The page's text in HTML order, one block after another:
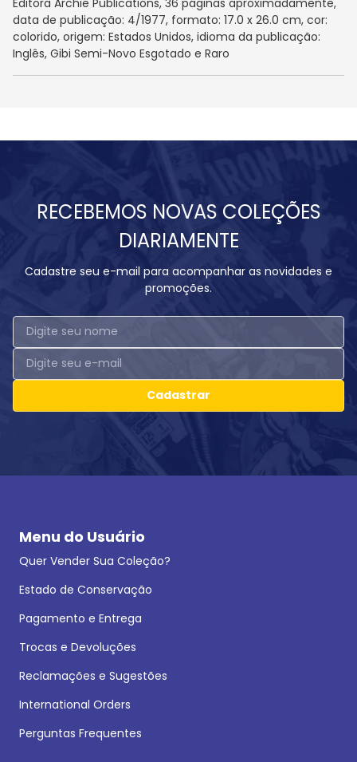
Editora Archie Publications, 36 páginas aproximadamente,
data de publicação: 4/1977, formato: 17.0 x 26.0 cm, cor:
colorido, origem: Estados Unidos, idioma da publicação:
Inglês, Gibi Semi-Novo Esgotado e Raro
RECEBEMOS NOVAS COLEÇÕES
DIARIAMENTE
Cadastre seu e-mail para acompanhar as novidades e
promoções.
Cadastrar
Menu do Usuário
Quer Vender Sua Coleção?
Estado de Conservação
Pagamento e Entrega
Trocas e Devoluções
Reclamações e Sugestões
International Orders
Perguntas Frequentes